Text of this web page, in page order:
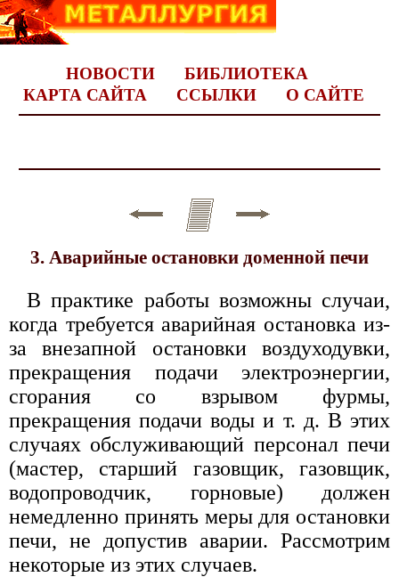
НОВОСТИ
БИБЛИОТЕКА
КАРТА САЙТА
ССЫЛКИ О САЙТЕ
3. Аварийные остановки доменной печи
В практике работы возможны случаи,
когда требуется аварийная остановка из-
за внезапной остановки воздуходувки,
прекращения подачи электроэнергии,
сгорания со взрывом фурмы,
прекращения подачи воды и т. д. В этих
случаях обслуживающий персонал печи
(мастер, старший газовщик, газовщик,
водопроводчик, горновые) должен
немедленно принять меры для остановки
печи, не допустив аварии. Рассмотрим
некоторые из этих случаев.